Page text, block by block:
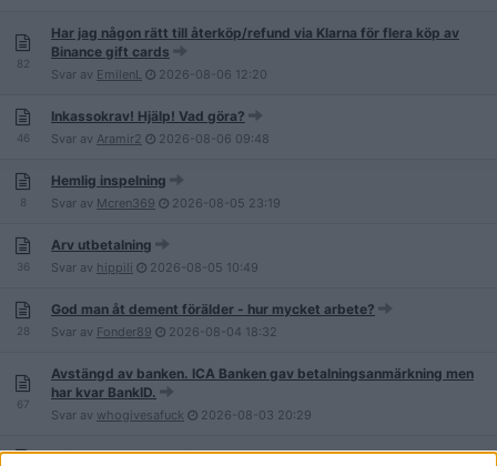
82
Har jag någon rätt till återköp/refund via Klarna för flera köp av
Binance gift cards
Svar av EmilenL 2026-08-06 12:20
46
Inkassokrav! Hjälp! Vad göra?
Svar av Aramir2 2026-08-06 09:48
8
Hemlig inspelning
Svar av Mcren369 2026-08-05 23:19
36
Arv utbetalning
Svar av hippili 2026-08-05 10:49
28
God man åt dement förälder - hur mycket arbete?
Svar av Fonder89 2026-08-04 18:32
67
Avstängd av banken. ICA Banken gav betalningsanmärkning men
har kvar BankID.
Svar av whogivesafuck 2026-08-03 20:29
Gå oinbjuden i Pridetåget?